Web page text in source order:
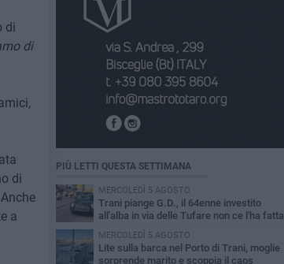
di
di
di
a
PIÙ LETTI QUESTA SETTIMANA
MERCOLEDÌ 5 AGOSTO
Trani piange G.D., il 64enne investito
all'alba in via delle Tufare non ce l'ha fatta
MERCOLEDÌ 5 AGOSTO
Lite sulla barca nel Porto di Trani, moglie
sorprende marito e scoppia il caos